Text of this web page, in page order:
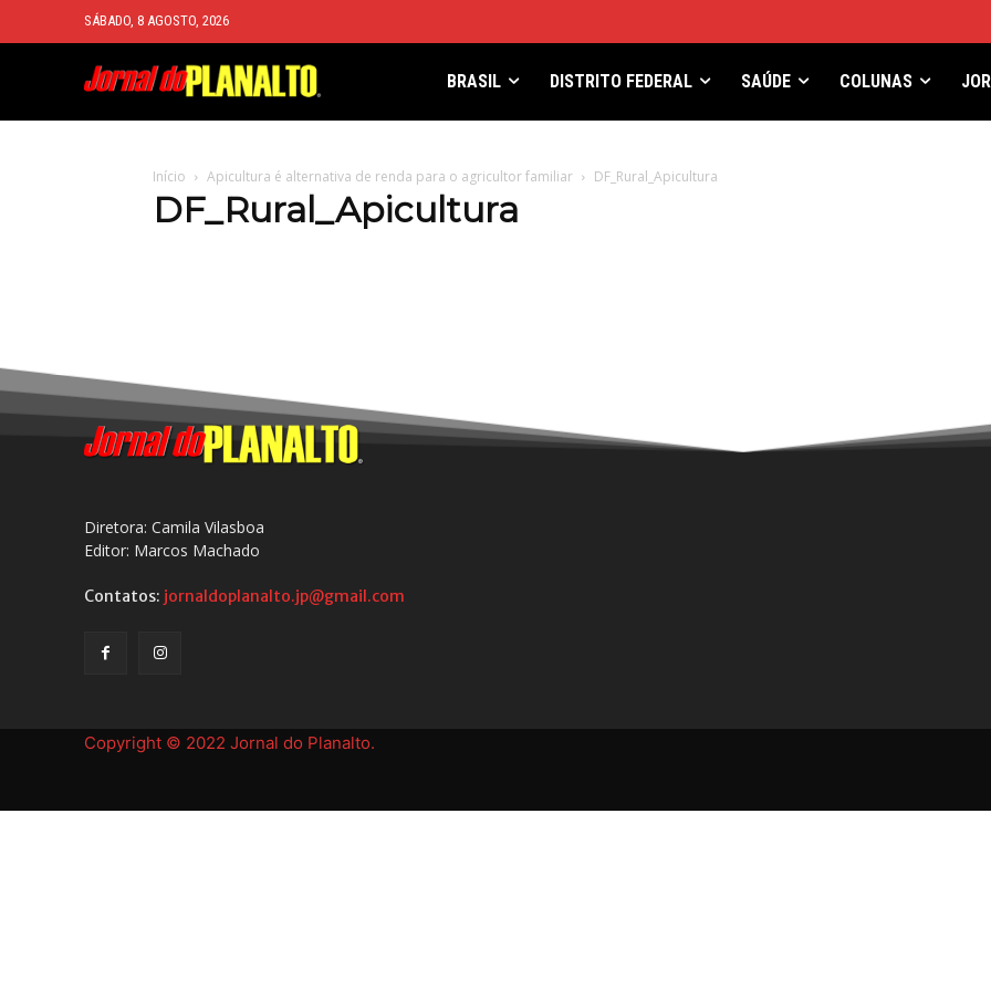
SÁBADO, 8 AGOSTO, 2026
BRASIL DISTRITO FEDERAL SAÚDE COLUNAS
Início Apicultura é alternativa de renda para o agricultor familiar DF_Rural_Apicultura
DF_Rural_Apicultura
Diretora: Camila Vilasboa
Editor: Marcos Machado
Contatos: jornaldoplanalto.jp@gmail.com
Copyright © 2022 Jornal do Planalto.